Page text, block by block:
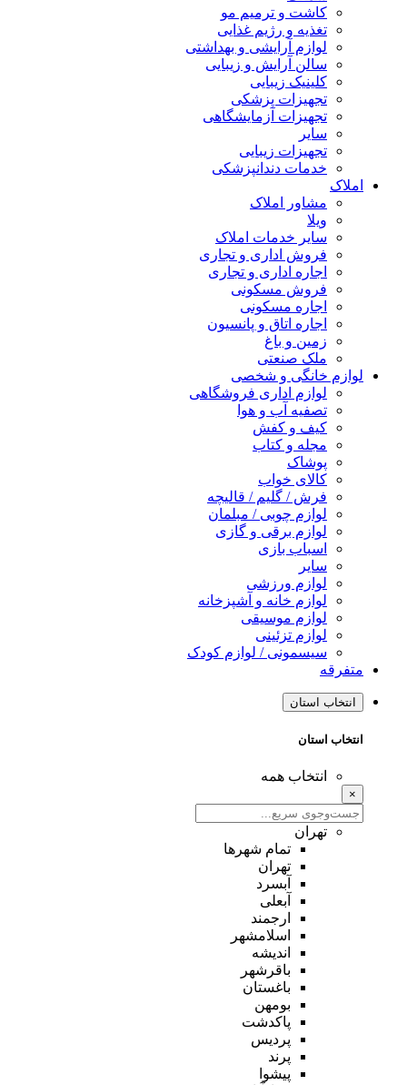
کاشت و ترمیم مو
تغذیه و رژیم غذایی
لوازم آرایشی و بهداشتی
سالن آرایش و زیبایی
کلینیک زیبایی
تجهیزات پزشکی
تجهیزات آزمایشگاهی
سایر
تجهیزات زیبایی
خدمات دندانپزشکی
املاک
مشاور املاک
ویلا
سایر خدمات املاک
فروش اداری و تجاری
اجاره اداری و تجاری
فروش مسکونی
اجاره مسکونی
اجاره اتاق و پانسیون
زمین و باغ
ملک صنعتی
لوازم خانگی و شخصی
لوازم اداری فروشگاهی
تصفیه آب و هوا
کیف و کفش
مجله و کتاب
پوشاک
کالای خواب
فرش / گلیم / قالیچه
لوازم چوبی / مبلمان
لوازم برقی و گازی
اسباب بازی
سایر
لوازم ورزشی
لوازم خانه و آشپزخانه
لوازم موسیقی
لوازم تزئینی
سیسمونی / لوازم کودک
متفرقه
انتخاب استان
انتخاب استان
انتخاب همه
×
تهران
تمام شهر‌ها
تهران
آبسرد
آبعلی
ارجمند
اسلامشهر
اندیشه
باقرشهر
باغستان
بومهن
پاکدشت
پردیس
پرند
پیشوا